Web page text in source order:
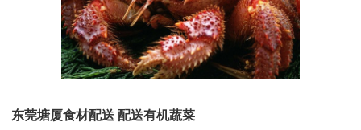
东莞塘厦食材配送 配送有机蔬菜